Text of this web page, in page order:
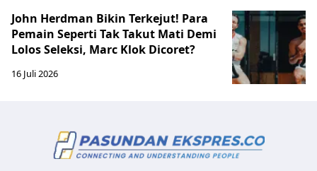
John Herdman Bikin Terkejut! Para
Pemain Seperti Tak Takut Mati Demi
Lolos Seleksi, Marc Klok Dicoret?
16 Juli 2026